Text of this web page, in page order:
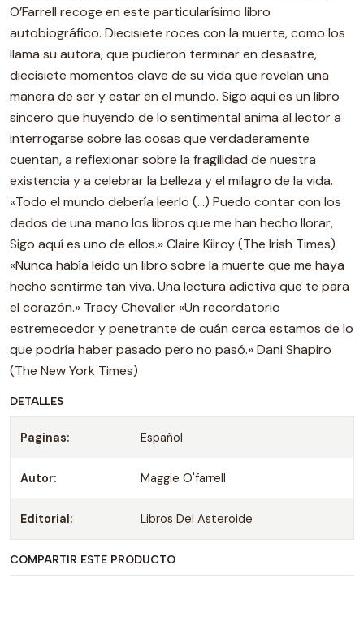
O’Farrell recoge en este particularísimo libro
autobiográfico. Diecisiete roces con la muerte, como los
llama su autora, que pudieron terminar en desastre,
diecisiete momentos clave de su vida que revelan una
manera de ser y estar en el mundo. Sigo aquí es un libro
sincero que huyendo de lo sentimental anima al lector a
interrogarse sobre las cosas que verdaderamente
cuentan, a reflexionar sobre la fragilidad de nuestra
existencia y a celebrar la belleza y el milagro de la vida.
«Todo el mundo debería leerlo (…) Puedo contar con los
dedos de una mano los libros que me han hecho llorar,
Sigo aquí es uno de ellos.» Claire Kilroy (The Irish Times)
«Nunca había leído un libro sobre la muerte que me haya
hecho sentirme tan viva. Una lectura adictiva que te para
el corazón.» Tracy Chevalier «Un recordatorio
estremecedor y penetrante de cuán cerca estamos de lo
que podría haber pasado pero no pasó.» Dani Shapiro
(The New York Times)
DETALLES
Paginas: Español
Autor: Maggie O'farrell
Editorial: Libros Del Asteroide
COMPARTIR ESTE PRODUCTO